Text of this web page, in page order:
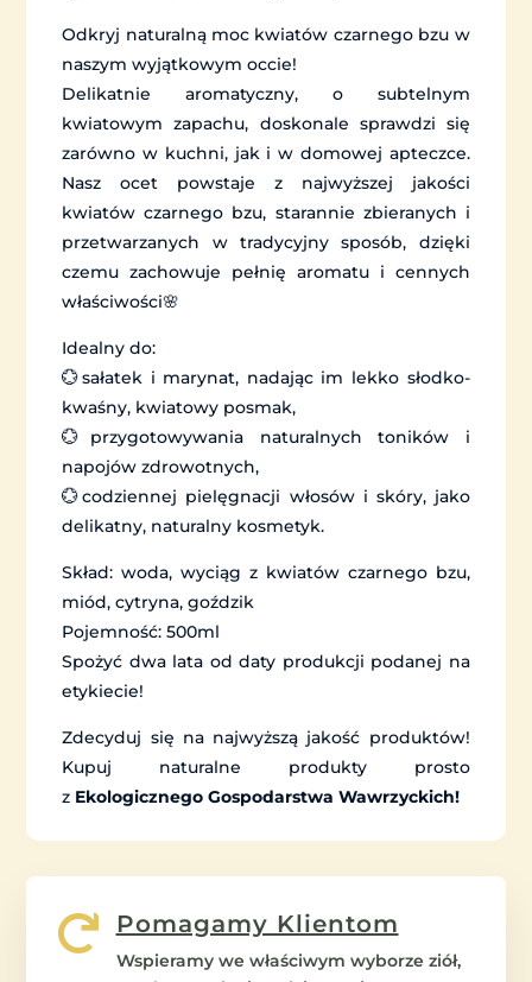
Odkryj naturalną moc kwiatów czarnego bzu w
naszym wyjątkowym occie!
Delikatnie aromatyczny, o subtelnym
kwiatowym zapachu, doskonale sprawdzi się
zarówno w kuchni, jak i w domowej apteczce.
Nasz ocet powstaje z najwyższej jakości
kwiatów czarnego bzu, starannie zbieranych i
przetwarzanych w tradycyjny sposób, dzięki
czemu zachowuje pełnię aromatu i cennych
właściwości🌸
Idealny do:
💮sałatek i marynat, nadając im lekko słodko-
kwaśny, kwiatowy posmak,
💮przygotowywania naturalnych toników i
napojów zdrowotnych,
💮codziennej pielęgnacji włosów i skóry, jako
delikatny, naturalny kosmetyk.
Skład: woda, wyciąg z kwiatów czarnego bzu,
miód, cytryna, goździk
Pojemność: 500ml
Spożyć dwa lata od daty produkcji podanej na
etykiecie!
Zdecyduj się na najwyższą jakość produktów!
Kupuj naturalne produkty prosto
z Ekologicznego Gospodarstwa Wawrzyckich!
 Pomagamy Klientom
Wspieramy we właściwym wyborze ziół,